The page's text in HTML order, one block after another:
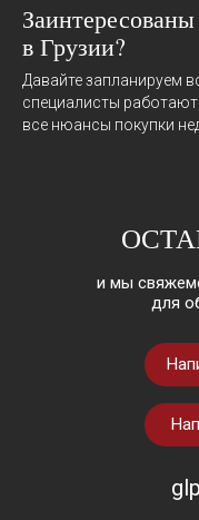
в Грузии?
Давайте запланируем
специалисты
все нюансы покупки
и мы
для